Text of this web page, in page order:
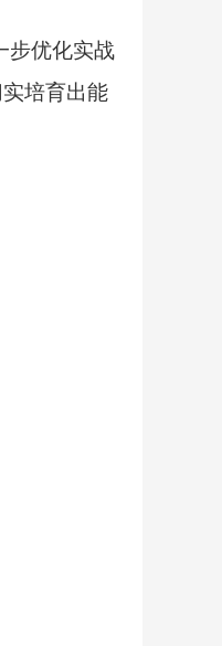
步优化实战
培育出能